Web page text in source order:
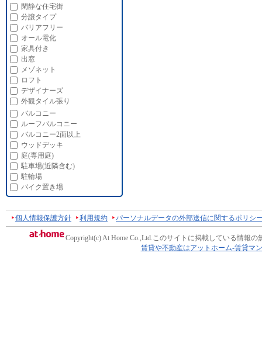
閑静な住宅街
分譲タイプ
バリアフリー
オール電化
家具付き
出窓
メゾネット
ロフト
デザイナーズ
外観タイル張り
バルコニー
ルーフバルコニー
バルコニー2面以上
ウッドデッキ
庭(専用庭)
駐車場(近隣含む)
駐輪場
バイク置き場
個人情報保護方針 利用規約 パーソナルデータの外部送信に関するポリシ
Copyright(c) At Home Co.,Ltd.このサイトに掲載している情報の
賃貸や不動産はアットホーム-賃貸マ